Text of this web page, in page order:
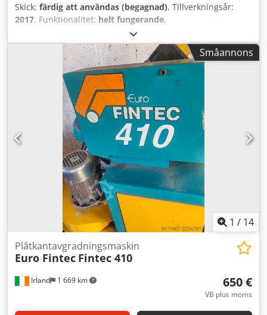
Skick: färdig att användas (begagnad), Tillverkningsår:
2017, Funktionalitet: helt fungerande,
M704025
mm, totalvikt:4 650 kg, passagebredd:1 300 mm,
TEKNISKA DETALJER Aggregat: 1 x roterande slipband,
borstband Csdpfjzkr Rtex Am Rsrf Bord: 2 st förflyttbara
bord med gummibeläggning/transportband
Materialtjocklek: 0,8 till 100 mm Passagebredd: max 1 300
mm Arbetsstyckets mått: min 180 x 100 mm Arbetsstyckets
vikt: max 250 kg/m Matningshastighet: 0,2 till 6 m/min
MASKINDETALJER Drifttimmar: ca 1 500 timmar Mått och
vikt Mått: 2 200 x 2 900 x 2 200 mm Maskinvikt: ca 4 650 kg
UTRUSTNING Bearbetning: på båda sidor, torrbearbetning
Småannons
1 / 14
Irland 1 669 km
Plåtkantavgradningsmaskin
Euro Fintec Fintec 410
650 €
VB plus moms